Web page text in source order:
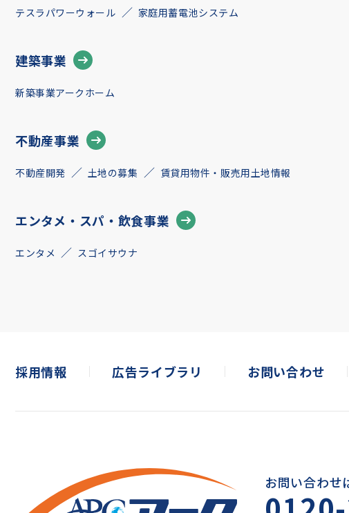
テスラパワーウォール 家庭用蓄電池システム
建築事業
新築事業アークホーム
不動産事業
不動産開発 土地の募集 賃貸用物件・販売用土地情報
エンタメ・スパ・飲食事業
エンタメ スゴイサウナ
採用情報 広告ライブラリ お問い合わせ
お問い合わせ